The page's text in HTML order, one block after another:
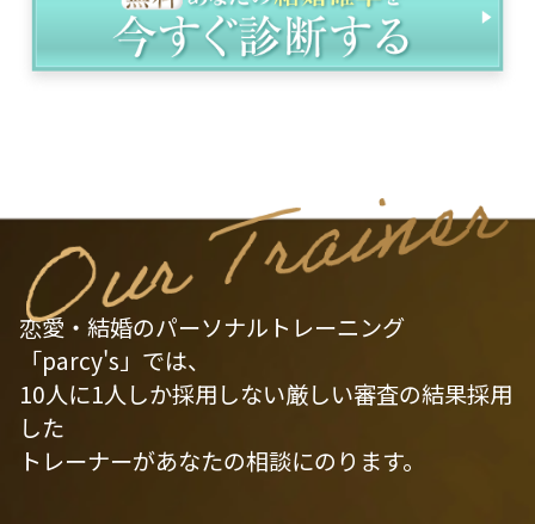
恋愛・結婚のパーソナルトレーニング
「parcy's」では、
10人に1人しか採用しない厳しい審査の結果採用
した
トレーナーがあなたの相談にのります。